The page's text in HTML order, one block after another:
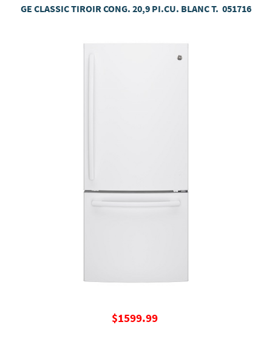
GE CLASSIC TIROIR CONG. 20,9 PI.CU. BLANC T. 051716
$1599.99